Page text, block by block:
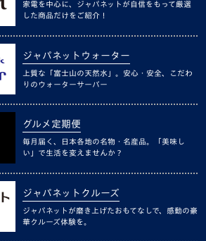
家電を中心に、ジャパネットが自信をもって厳選
した商品だけをご紹介！
ジャパネットウォーター
上質な「富士山の天然水」。安心・安全、こだわ
りのウォーターサーバー
グルメ定期便
毎月届く、日本各地の名物・名産品。「美味し
い」で生活を変えませんか？
ジャパネットクルーズ
ジャパネットが磨き上げたおもてなしで、感動の豪
華クルーズ体験を。